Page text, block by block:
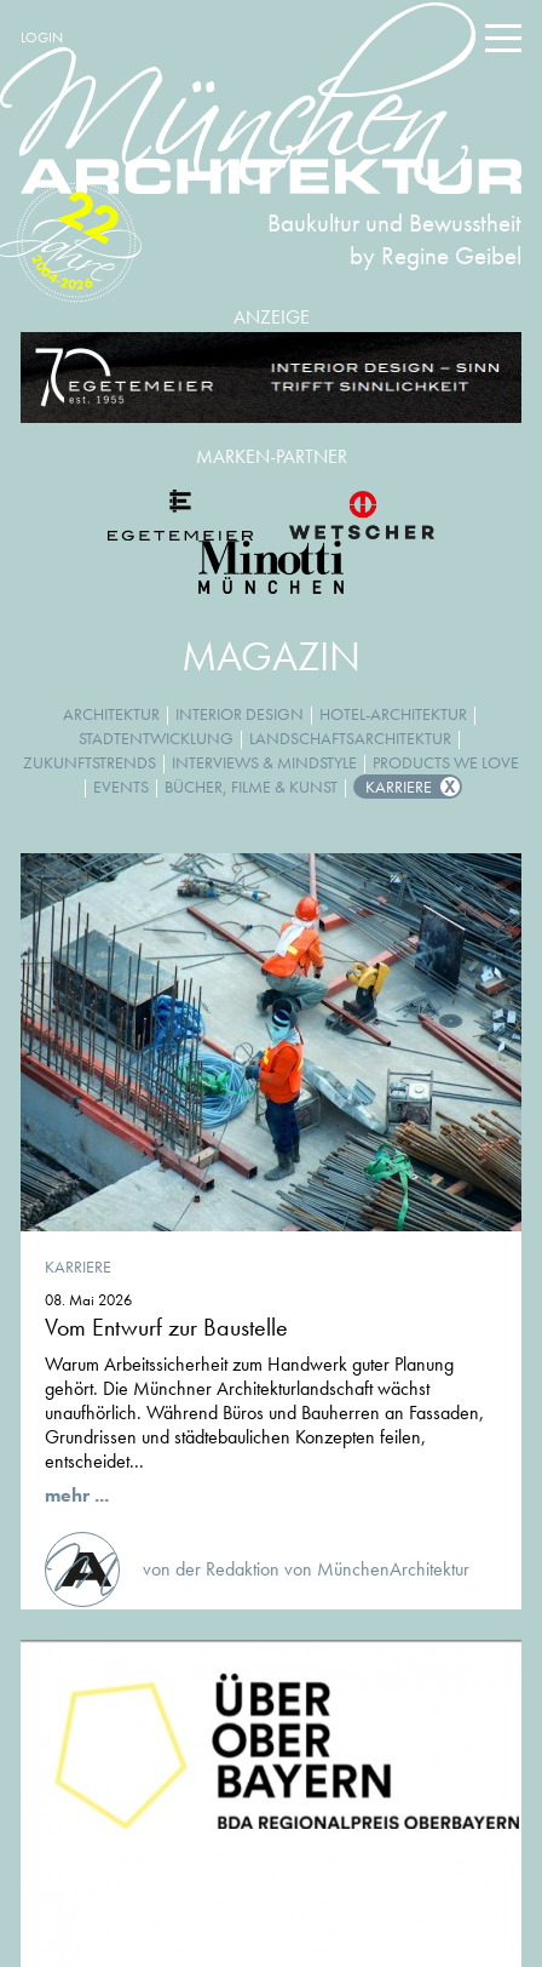
LOGIN
Baukultur und Bewusstheit
by Regine Geibel
2004-2026
22
ANZEIGE
MAGAZIN
ARCHITEKTUR | INTERIOR DESIGN | HOTEL-ARCHITEKTUR |
STADTENTWICKLUNG | LANDSCHAFTSARCHITEKTUR |
ZUKUNFTSTRENDS | INTERVIEWS & MINDSTYLE | PRODUCTS WE LOVE
| EVENTS| BÜCHER, FILME & KUNST| KARRIERE
KARRIERE
08. Mai 2026
Vom Entwurf zur Baustelle
Warum Arbeitssicherheit zum Handwerk guter Planung
gehört. Die Münchner Architekturlandschaft wächst
unaufhörlich. Während Büros und Bauherren an Fassaden,
Grundrissen und städtebaulichen Konzepten feilen,
entscheidet...
mehr ...
von der Redaktion von MünchenArchitektur